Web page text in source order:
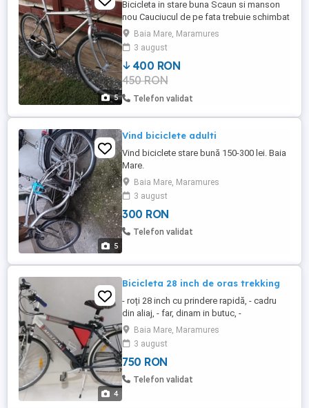
5
Bicicleta in stare buna Scaun si manson
nou Cauciucul de pe fata trebuie schimbat
Cauciuc 26 Inch Pret: 400 lei
Baia Mare, Maramures
3 august
400 RON
450 RON
Telefon validat
5
Vind biciclete adulti
Vind biciclete stare bună 150-300 lei. Baia
Mare.
Baia Mare, Maramures
3 august
300 RON
Telefon validat
4
Bicicleta 28 inch de oras trekking
- roți 28 inch cu prindere rapidă, - cadru
din aliaj, - far, dinam in butuc, -
schimbătoare Shimano față și spate, -
suspensie in față și spate (furca - șa), -
ciclo-computer, Predare personală in Baia
Mare. Relații suplimentare la telefon
Baia Mare, Maramures
3 august
750 RON
Telefon validat